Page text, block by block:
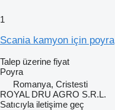
1
Scania kamyon için poyra
Talep üzerine fiyat
Poyra
Romanya, Cristesti
ROYAL DRU AGRO S.R.L.
Satıcıyla iletişime geç